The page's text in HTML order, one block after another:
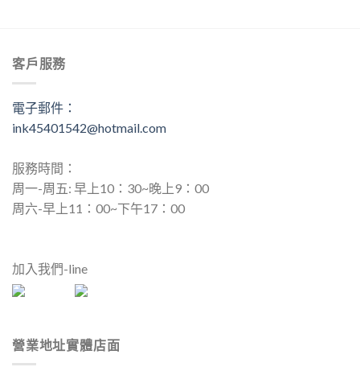
客戶服務
電子郵件：
ink45401542@hotmail.com
服務時間：
周一-周五: 早上10：30~晚上9：00
周六-早上11：00~下午17：00
加入我們-line
營業地址實體店面